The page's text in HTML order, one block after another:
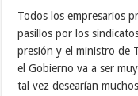
Todos los empresarios
pasillos por los
presión y el ministro de
el Gobierno va a ser
tal vez desearían